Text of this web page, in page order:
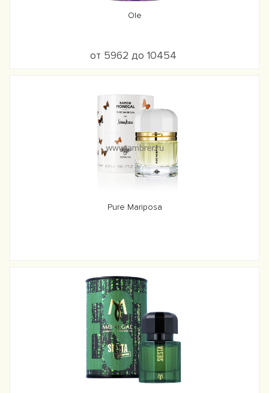
Ole
от 5962 до 10454
Pure Mariposa